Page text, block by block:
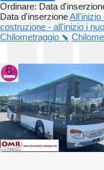
Ordinare: Data
Data d'inserzioneAll'inizio
costruzione - all'inizio i
Chilometraggio ⬊